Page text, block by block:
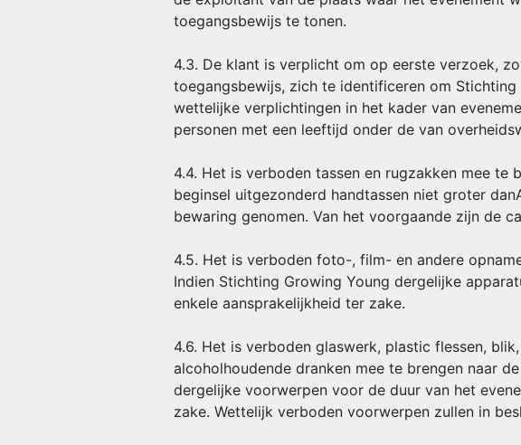
toegangsbewijs te tonen.
4.3. De klant is verplicht om op eerste verzoek,
toegangsbewijs, zich te identificeren om
wettelijke verplichtingen in het kader van
personen met een leeftijd onder de van
4.4. Het is verboden tassen en rugzakken mee
beginsel uitgezonderd handtassen niet groter
bewaring genomen. Van het voorgaande zijn de
4.5. Het is verboden foto-, film- en andere
Indien Stichting Growing Young dergelijke
enkele aansprakelijkheid ter zake.
4.6. Het is verboden glaswerk, plastic flessen,
alcoholhoudende dranken mee te brengen naar
dergelijke voorwerpen voor de duur van het
zake. Wettelijk verboden voorwerpen zullen in